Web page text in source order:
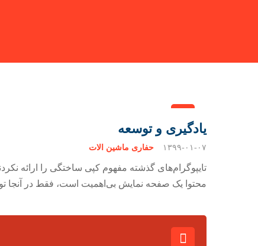
یادگیری و توسعه
۱۳۹۹-۰۱-۰۷ حفاری ماشین آلات
تایپوگرام‌های گذشته مفهوم کپی ساختگی را ارائه
محتوا یک صفحه نمایش بی‌اهمیت است، فقط در آنجا